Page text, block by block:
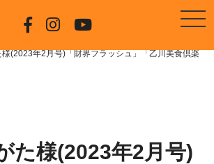
(2023年2月号)「財界フラッシュ」「乙川美食倶楽
た様(2023年2月号)